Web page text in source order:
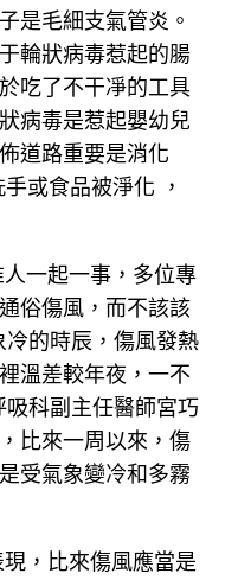
是毛細支氣管炎。
輪狀病毒惹起的腸
吃了不干凈的工具
病毒是惹起嬰幼兒
道路重要是消化
或食品被淨化 ，
一起一事，多位專
俗傷風，而不該該
冷的時辰，傷風發熱
溫差較年夜，一不
吸科副主任醫師宮巧
比來一周以來，傷
受氣象變冷和多霧
，比來傷風應當是